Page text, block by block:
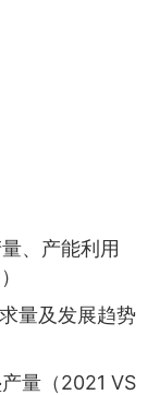
、产能利用
量及发展趋势
量（2021 VS